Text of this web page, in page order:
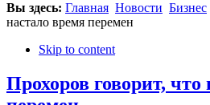
Вы здесь: Главная Новости Бизнес
настало время перемен
Skip to content
Прохоров говорит, что